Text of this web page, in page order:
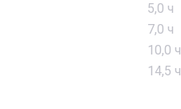
5,0 ч
7,0 ч
10,0 ч
14,5 ч